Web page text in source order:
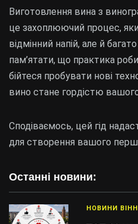
Останні новини:
НОВИНИ
Виготовлення вина з
це захоплюючий процес,
відмінний напій, але й
пам’ятати, що практика
бійтеся пробувати нові
вино стане гордістю
Сподіваємось, цей гід
для створення вашого